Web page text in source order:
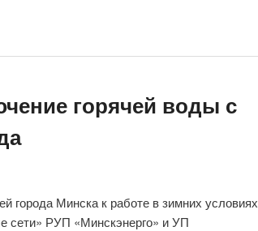
горячей воды с
города Минска к работе в зимних условиях
сети» РУП «Минскэнерго» и УП